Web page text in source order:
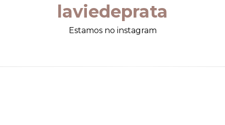
laviedeprata
Estamos no instagram